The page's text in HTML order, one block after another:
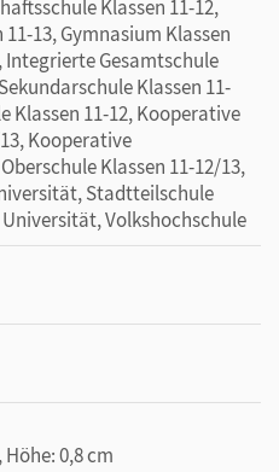
Klassen 11-12,
13, Gymnasium Klassen
Gesamtschule
Klassen 11-
Klassen 11-12, Kooperative
Kooperative
Klassen 11-12/13,
Stadtteilschule
Volkshochschule
0,8 cm